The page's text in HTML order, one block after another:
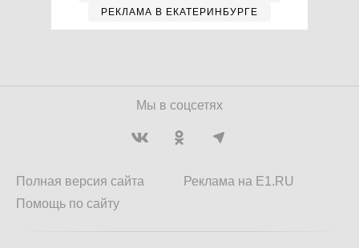
РЕКЛАМА В ЕКАТЕРИНБУРГЕ
Мы в соцсетях
Полная версия сайта
Помощь по сайту
Реклама на E1.RU